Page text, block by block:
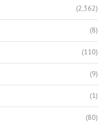
(2,362)
(8)
(110)
(9)
(1)
(80)